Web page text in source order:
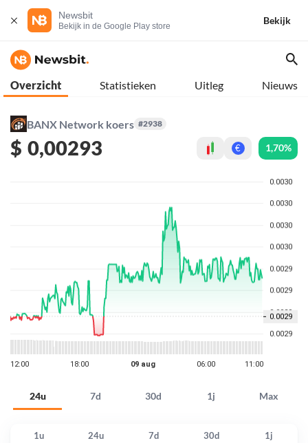
Newsbit
Bekijk in de Google Play store
Bekijk
Overzicht Statistieken Uitleg Nieuws
BANX Network koers #2938
$ 0,00293 € 1,70%
24u 7d 30d 1j Max
1u 24u 7d 30d
1j